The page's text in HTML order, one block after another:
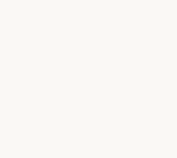
Method